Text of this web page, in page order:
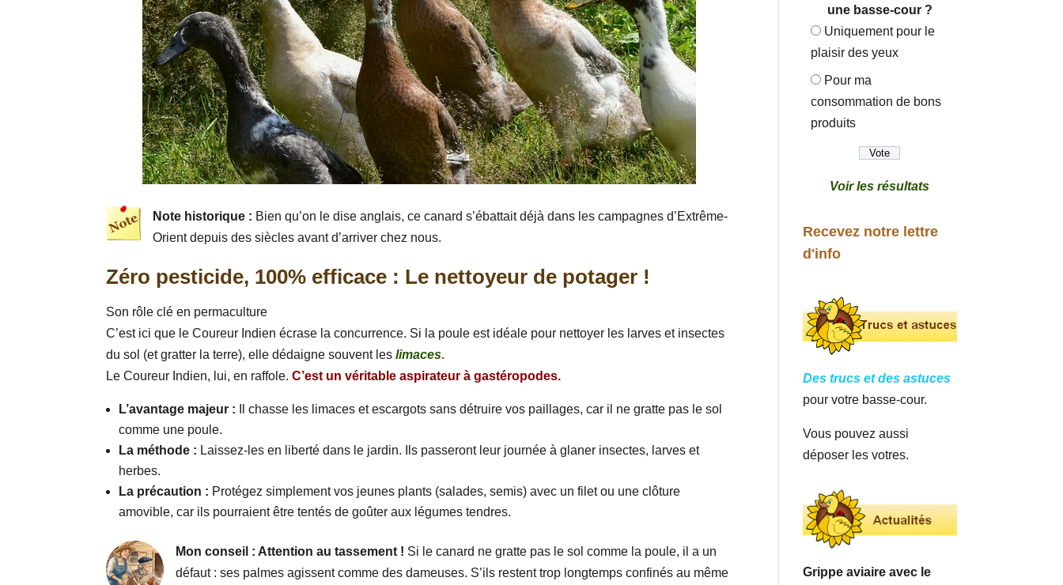
Note historique : Bien qu’on le dise anglais, ce canard s’ébattait déjà dans les campagnes d’Extrême-
Orient depuis des siècles avant d’arriver chez nous.
Zéro pesticide, 100% efficace : Le nettoyeur de potager !
Son rôle clé en permaculture
C’est ici que le Coureur Indien écrase la concurrence. Si la poule est idéale pour nettoyer les larves et insectes
du sol (et gratter la terre), elle dédaigne souvent les limaces.
Le Coureur Indien, lui, en raffole. C’est un véritable aspirateur à gastéropodes.
L’avantage majeur : Il chasse les limaces et escargots sans détruire vos paillages, car il ne gratte pas le sol
comme une poule.
La méthode : Laissez-les en liberté dans le jardin. Ils passeront leur journée à glaner insectes, larves et
herbes.
La précaution : Protégez simplement vos jeunes plants (salades, semis) avec un filet ou une clôture
amovible, car ils pourraient être tentés de goûter aux légumes tendres.
Mon conseil : Attention au tassement ! Si le canard ne gratte pas le sol comme la poule, il a un
défaut : ses palmes agissent comme des dameuses. S’ils restent trop longtemps confinés au même
une basse-cour ?
Uniquement pour le
plaisir des yeux
Pour ma
consommation de bons
produits
Voir les résultats
Recevez notre lettre
d'info
Des trucs et des astuces
pour votre basse-cour.
Vous pouvez aussi
déposer les votres.
Grippe aviaire avec le